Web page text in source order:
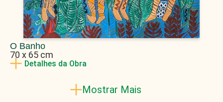
O Banho
70 x 65 cm
Detalhes da Obra
Mostrar Mais